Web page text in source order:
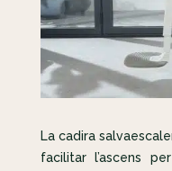
La cadira
facilitar l’ascens